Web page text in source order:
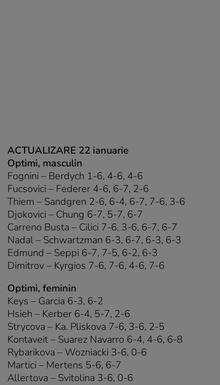
ACTUALIZARE 22 ianuarie
Optimi, masculin
Fognini – Berdych 1-6, 4-6, 4-6
Fucsovici – Federer 4-6, 6-7, 2-6
Thiem – Sandgren 2-6, 6-4, 6-7, 7-6, 3-6
Djokovici – Chung 6-7, 5-7, 6-7
Carreno Busta – Cilici 7-6, 3-6, 6-7, 6-7
Nadal – Schwartzman 6-3, 6-7, 6-3, 6-3
Edmund – Seppi 6-7, 7-5, 6-2, 6-3
Dimitrov – Kyrgios 7-6, 7-6, 4-6, 7-6
Optimi, feminin
Keys – Garcia 6-3, 6-2
Hsieh – Kerber 6-4, 5-7, 2-6
Strycova – Ka. Pliskova 7-6, 3-6, 2-5
Kontaveit – Suarez Navarro 6-4, 4-6, 6-8
Rybarikova – Wozniacki 3-6, 0-6
Martici – Mertens 5-6, 6-7
Allertova – Svitolina 3-6, 0-6